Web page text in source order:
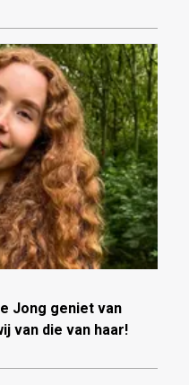
Jong geniet van
van die van haar!